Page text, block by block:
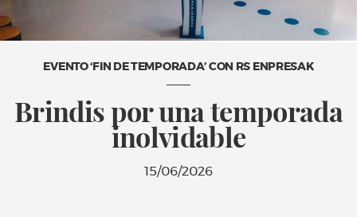
EVENTO ‘FIN DE TEMPORADA’ CON RS ENPRESAK
Brindis por una temporada
inolvidable
15/06/2026